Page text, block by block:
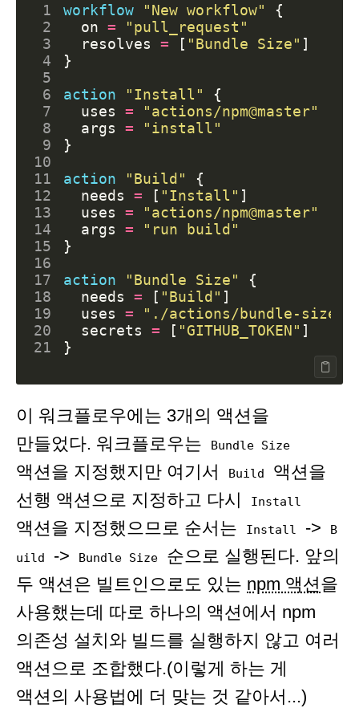
1 workflow "New workflow"
2
  on
=
"pull_request"
3
  resolves
= [ "Bundle Size" ]
4
5
6
action "Install"
7
  uses
=
"actions/npm@master"
8
  args
=
"install"
9
10
11
action "Build"
12
  needs
= [ "Install" ]
13
  uses
=
"actions/npm@master"
14
  args
=
"run build"
15
16
17
action "Bundle Size"
18
  needs
= [ "Build" ]
19
  uses
=
"./actions/bundle-size"
20
  secrets
= [ "GITHUB_TOKEN" ]
21
이 워크플로우에는 3개의 액션을
만들었다. 워크플로우는
Bundle Size
액션을 지정했지만 여기서 Build
액션을
선행 액션으로 지정하고 다시
Install
액션을 지정했으므로 순서는 Install ->
B
uild
-> Bundle Size
순으로 실행된다. 앞의
두 액션은 빌트인으로도 있는 npm 액션을
사용했는데 따로 하나의 액션에서 npm
의존성 설치와 빌드를 실행하지 않고 여러
액션으로 조합했다.(이렇게 하는 게
액션의 사용법에 더 맞는 것 같아서...)